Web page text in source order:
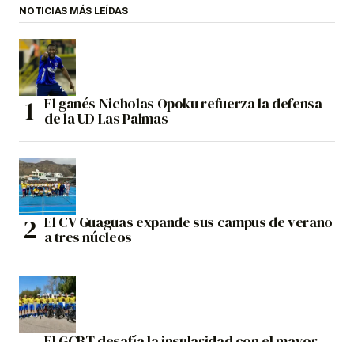
NOTICIAS MÁS LEÍDAS
El ganés Nicholas Opoku refuerza la defensa
de la UD Las Palmas
El CV Guaguas expande sus campus de verano
a tres núcleos